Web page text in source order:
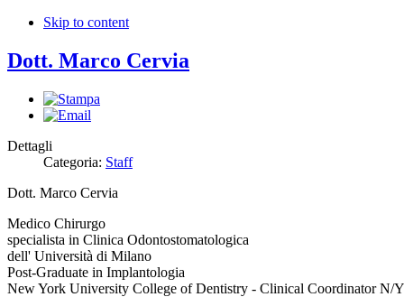
Skip to content
Dott. Marco Cervia
Dettagli
Categoria: Staff
Dott. Marco Cervia
Medico Chirurgo
specialista in Clinica Odontostomatologica
dell' Università di Milano
Post-Graduate in Implantologia
New York University College of Dentistry - Clinical Coordinator N/